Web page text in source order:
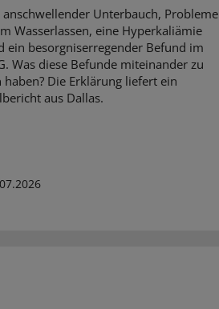
anschwellender Unterbauch, Probleme
Wasserlassen, eine Hyperkaliämie
ein besorgniserregender Befund im
Was diese Befunde miteinander zu
haben? Die Erklärung liefert ein
aus Dallas.